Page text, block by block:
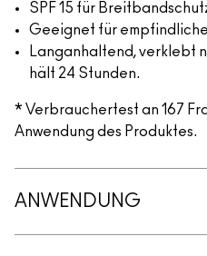
SPF 15 für
Geeignet für
Langanhaltend, verklebt
hält 24 Stunden.
* Verbrauchertest an 167
Anwendung des Produktes.
ANWENDUNG